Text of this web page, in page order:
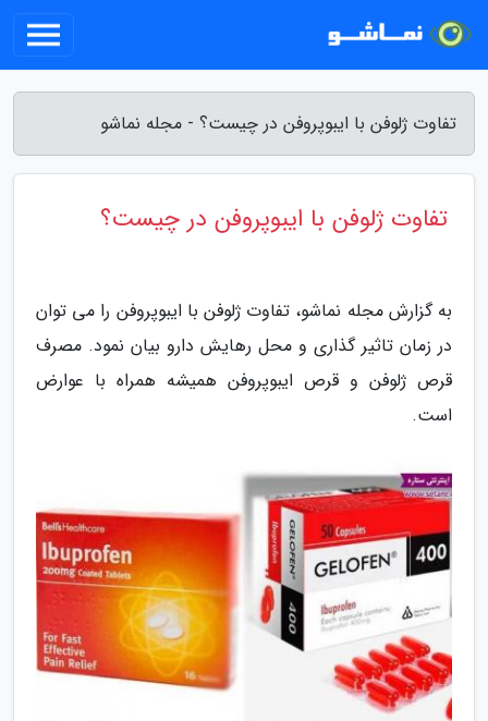
تفاوت ژلوفن با ایبوپروفن در چیست؟ - مجله نماشو
تفاوت ژلوفن با ایبوپروفن در چیست؟
به گزارش مجله نماشو، تفاوت ژلوفن با ایبوپروفن را می توان
در زمان تاثیر گذاری و محل رهایش دارو بیان نمود. مصرف
قرص ژلوفن و قرص ایبوپروفن همیشه همراه با عوارض
است.